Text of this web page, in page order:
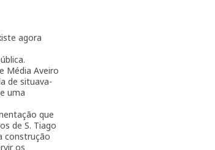
agora
Média Aveiro
de situava-
uma
que
de S. Tiago
construção
os